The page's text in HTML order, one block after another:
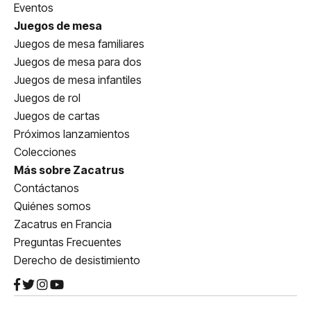
Eventos
Juegos de mesa
Juegos de mesa familiares
Juegos de mesa para dos
Juegos de mesa infantiles
Juegos de rol
Juegos de cartas
Próximos lanzamientos
Colecciones
Más sobre Zacatrus
Contáctanos
Quiénes somos
Zacatrus en Francia
Preguntas Frecuentes
Derecho de desistimiento